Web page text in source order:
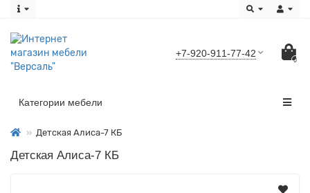
+7-920-911-77-42
0
Категории мебели
Детская Алиса-7 КБ
Детская Алиса-7 КБ